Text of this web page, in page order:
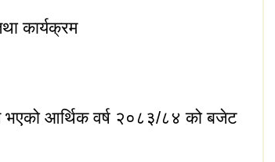
कार्यक्रम
आर्थिक वर्ष २०८३/८४ को बजेट